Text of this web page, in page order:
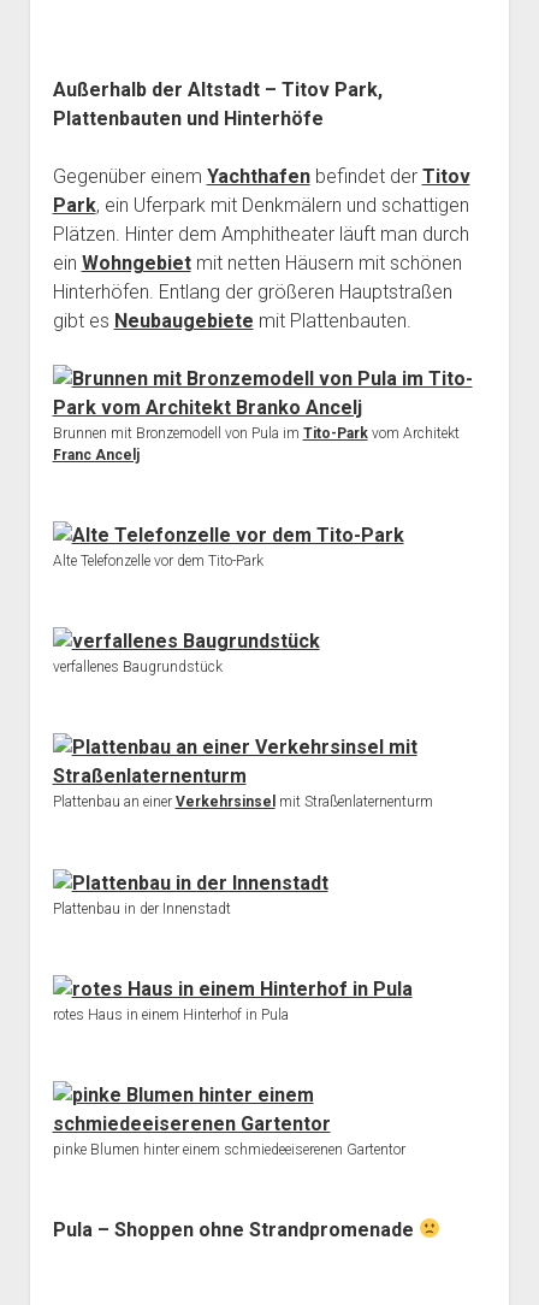
Außerhalb der Altstadt – Titov Park,
Plattenbauten und Hinterhöfe
Gegenüber einem Yachthafenbefindet der Titov
Park, ein Uferpark mit Denkmälern und schattigen
Plätzen. Hinter dem Amphitheater läuft man durch
ein Wohngebietmit netten Häusern mit schönen
Hinterhöfen. Entlang der größeren Hauptstraßen
gibt es Neubaugebiete mit Plattenbauten.
Brunnen mit Bronzemodell von Pula im Tito-Parkvom Architekt
Franc Ancelj
Alte Telefonzelle vor dem Tito-Park
verfallenes Baugrundstück
Plattenbau an einer Verkehrsinsel mit Straßenlaternenturm
Plattenbau in der Innenstadt
rotes Haus in einem Hinterhof in Pula
pinke Blumen hinter einem schmiedeeiserenen Gartentor
Pula – Shoppen ohne Strandpromenade